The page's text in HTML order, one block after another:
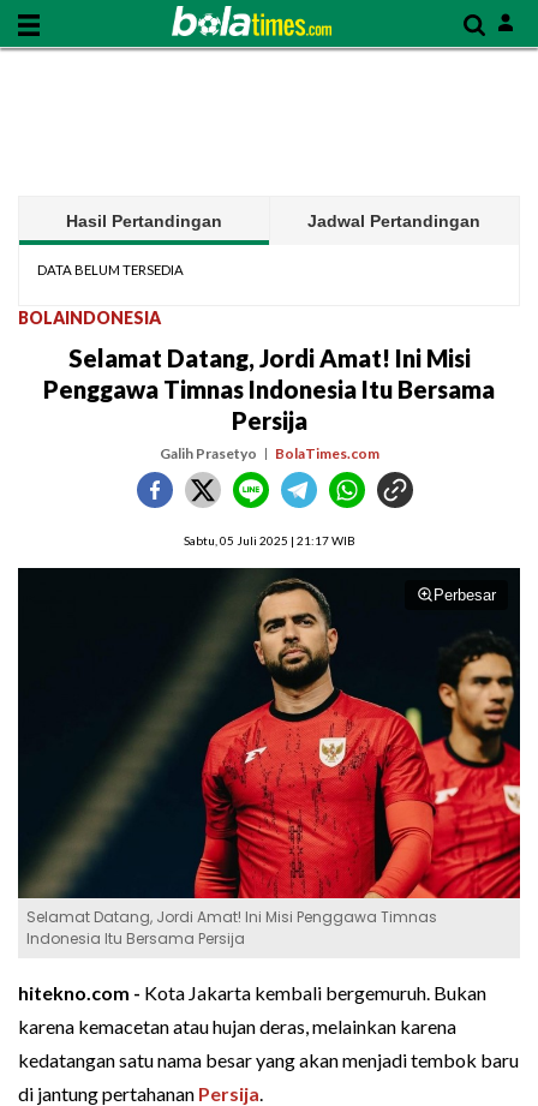
Hasil Pertandingan Jadwal Pertandingan
DATA BELUM TERSEDIA
BOLAINDONESIA
Selamat Datang, Jordi Amat! Ini Misi
Penggawa Timnas Indonesia Itu Bersama
Persija
Galih Prasetyo BolaTimes.com
Sabtu, 05 Juli 2025 | 21:17 WIB
Perbesar
Selamat Datang, Jordi Amat! Ini Misi Penggawa Timnas
Indonesia Itu Bersama Persija
hitekno.com - Kota Jakarta kembali bergemuruh. Bukan
karena kemacetan atau hujan deras, melainkan karena
kedatangan satu nama besar yang akan menjadi tembok baru
di jantung pertahanan Persija.